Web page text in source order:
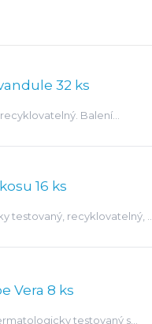
32 ks
Balení
16 ks
testovaný, recyklovatelný, s
Vera 8 ks
testovaný s